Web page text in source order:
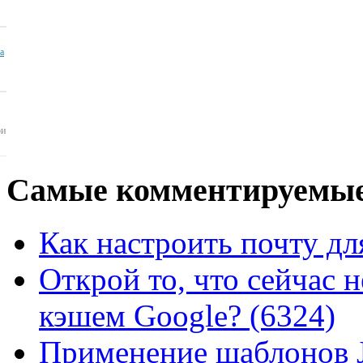
Самые
Как настроить почту
Открой то, что сейчас
кэшем Google? (6324)
Применение шаблонов